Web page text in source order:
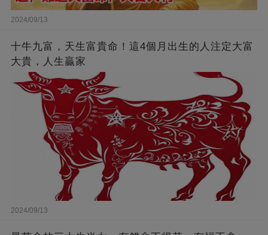
2024/09/13
十牛九富，天生富貴命！這4個月出生的人注定大富
大貴，人生贏家
2024/09/13